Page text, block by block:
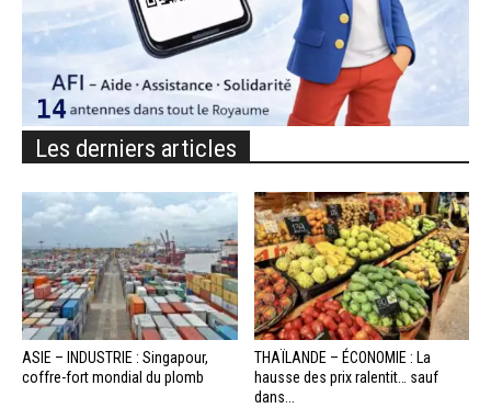
Les derniers articles
ASIE – INDUSTRIE : Singapour,
coffre-fort mondial du plomb
THAÏLANDE – ÉCONOMIE : La
hausse des prix ralentit… sauf
dans...